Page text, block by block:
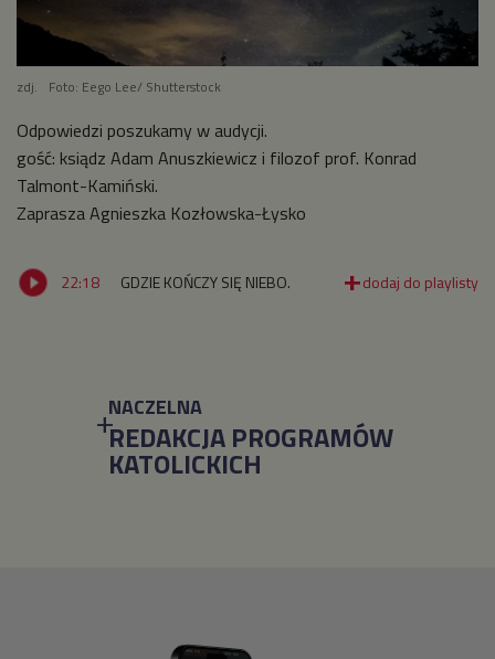
zdj. Foto: Eego Lee/ Shutterstock
Odpowiedzi poszukamy w audycji.
gość: ksiądz Adam Anuszkiewicz i filozof prof. Konrad
Talmont-Kamiński.
Zaprasza Agnieszka Kozłowska-Łysko
22:18 GDZIE KOŃCZY SIĘ NIEBO.
NACZELNA
REDAKCJA PROGRAMÓW
KATOLICKICH